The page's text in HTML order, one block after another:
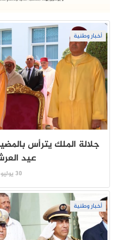
أخبار وطنية
جلالة الملك يترأس
عيد
30 يوليو 2026
أخبار وطنية